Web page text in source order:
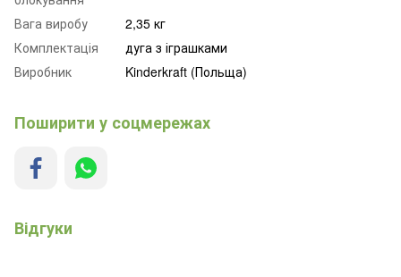
Вага виробу
2,35 кг
Комплектація
дуга з іграшками
Виробник
Kinderkraft (Польща)
Поширити у соцмережах
Відгуки